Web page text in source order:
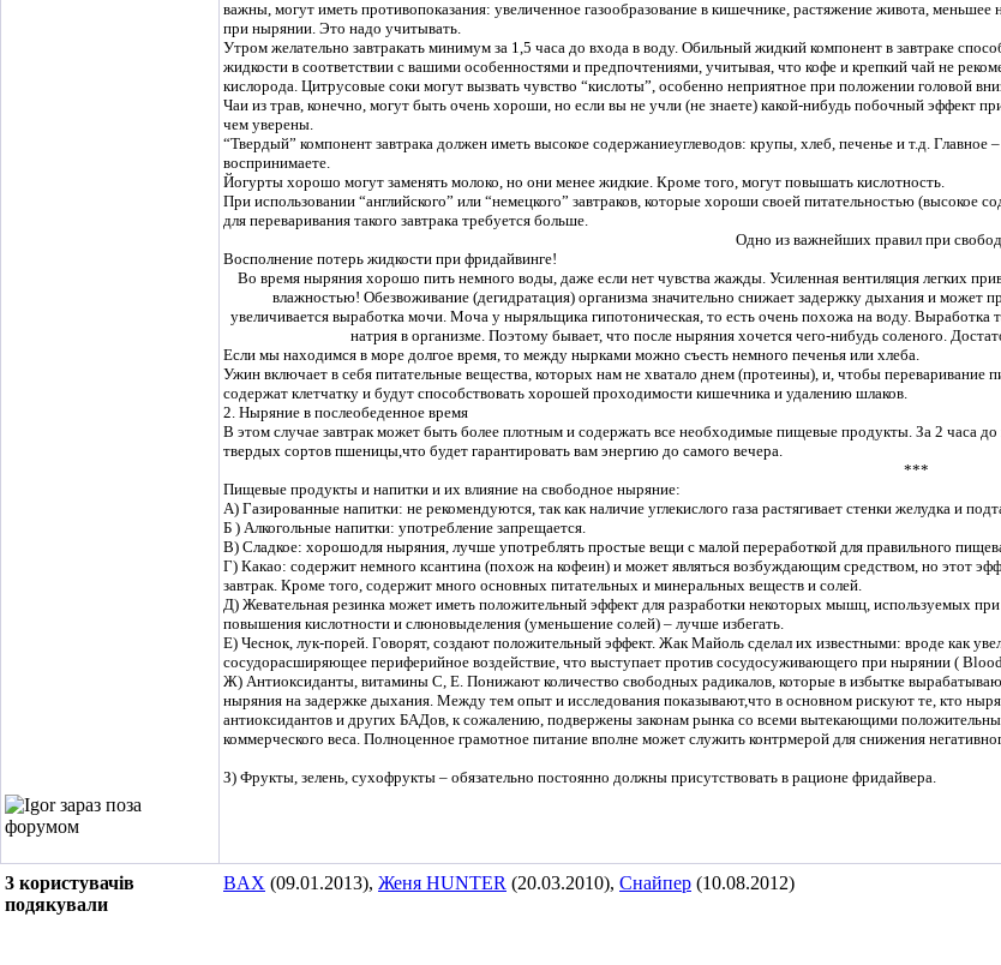
важны, могут иметь противопоказания: увеличенное газообразование в кишечнике, растяжение живота,
при нырянии. Это надо учитывать.
Утром желательно завтракать минимум за 1,5 часа до входа в воду. Обильный жидкий компонент в завтраке
жидкости в соответствии с вашими особенностями и предпочтениями, учитывая, что кофе и крепкий чай не
кислорода. Цитрусовые соки могут вызвать чувство “кислоты”, особенно неприятное при положении головой
Чаи из трав, конечно, могут быть очень хороши, но если вы не учли (не знаете) какой-нибудь побочный эффект
чем уверены.
“Твердый” компонент завтрака должен иметь высокое содержаниеуглеводов: крупы, хлеб, печенье и т.д.
воспринимаете.
Йогурты хорошо могут заменять молоко, но они менее жидкие. Кроме того, могут повышать кислотность.
При использовании “английского” или “немецкого” завтраков, которые хороши своей питательностью (высокое
для переваривания такого завтрака требуется больше.
Одно из важнейших правил при
Восполнение потерь жидкости при фридайвинге!
Во время ныряния хорошо пить немного воды, даже если нет чувства жажды. Усиленная вентиляция легких
влажностью! Обезвоживание (дегидратация) организма значительно снижает задержку дыхания и
увеличивается выработка мочи. Моча у ныряльщика гипотоническая, то есть очень похожа на воду.
натрия в организме. Поэтому бывает, что после ныряния хочется чего-нибудь соленого.
Если мы находимся в море долгое время, то между нырками можно съесть немного печенья или хлеба.
Ужин включает в себя питательные вещества, которых нам не хватало днем (протеины), и, чтобы
содержат клетчатку и будут способствовать хорошей проходимости кишечника и удалению шлаков.
2. Ныряние в послеобеденное время
В этом случае завтрак может быть более плотным и содержать все необходимые пищевые продукты. За 2 часа
твердых сортов пшеницы,что будет гарантировать вам энергию до самого вечера.
***
Пищевые продукты и напитки и их влияние на свободное ныряние:
А) Газированные напитки: не рекомендуются, так как наличие углекислого газа растягивает стенки желудка и
Б ) Алкогольные напитки: употребление запрещается.
В) Сладкое: хорошодля ныряния, лучше употреблять простые вещи с малой переработкой для правильного
Г) Какао: содержит немного ксантина (похож на кофеин) и может являться возбуждающим средством, но этот
завтрак. Кроме того, содержит много основных питательных и минеральных веществ и солей.
Д) Жевательная резинка может иметь положительный эффект для разработки некоторых мышц, используемых
повышения кислотности и слюновыделения (уменьшение солей) – лучше избегать.
Е) Чеснок, лук-порей. Говорят, создают положительный эффект. Жак Майоль сделал их известными: вроде как
сосудорасширяющее периферийное воздействие, что выступает против сосудосуживающего при нырянии (
Ж) Антиоксиданты, витамины С, Е. Понижают количество свободных радикалов, которые в избытке
ныряния на задержке дыхания. Между тем опыт и исследования показывают,что в основном рискуют те, кто
антиоксидантов и других БАДов, к сожалению, подвержены законам рынка со всеми вытекающими
коммерческого веса. Полноценное грамотное питание вполне может служить контрмерой для снижения
З) Фрукты, зелень, сухофрукты – обязательно постоянно должны присутствовать в рационе фридайвера.
3 користувачів
подякували
BAX (09.01.2013), Женя HUNTER (20.03.2010), Снайпер (10.08.2012)